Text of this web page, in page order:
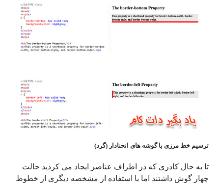
ترسیم خط مرزی با گوشه های انحنادار (گرد)
تا به حال کادری که در اطراف عناصر ایجاد می کردید حالت
چهار گوش داشتند اما با استفاده از مشخصه دیگری از خطوط